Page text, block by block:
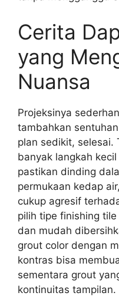
Cerita
yang
Nuansa
Projeksinya
tambahkan
plan sedikit, selesai.
banyak langkah
pastikan dinding
permukaan kedap
cukup agresif
pilih tipe finishing
dan mudah
grout color dengan
kontras bisa
sementara grout
kontinuitas tampilan.